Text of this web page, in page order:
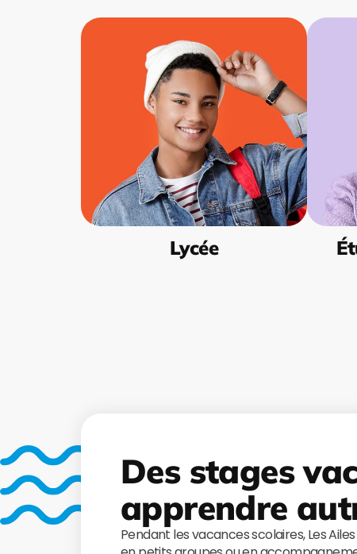
Lycée
Des stages
apprendre
Pendant les vacances scolaires, Les